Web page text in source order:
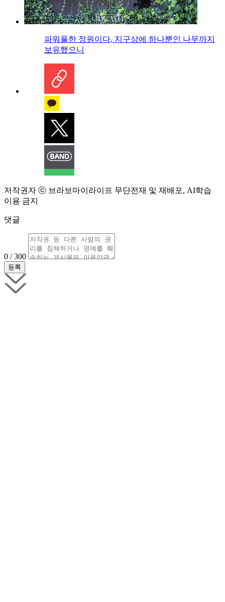
파워풀한 정원이다, 지구상에 하나뿐인 나무까지
보유했으니
저작권자 ⓒ 브라보마이라이프 무단전재 및 재배포, AI학습
이용 금지
댓글
0 / 300